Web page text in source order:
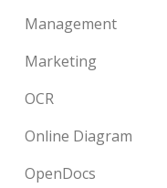
Management
Marketing
OCR
Online Diagram
OpenDocs